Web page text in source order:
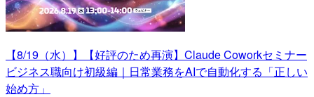
【8/19（水）】【好評のため再演】Claude Coworkセミナー
ビジネス職向け初級編｜日常業務をAIで自動化する「正しい
始め方」